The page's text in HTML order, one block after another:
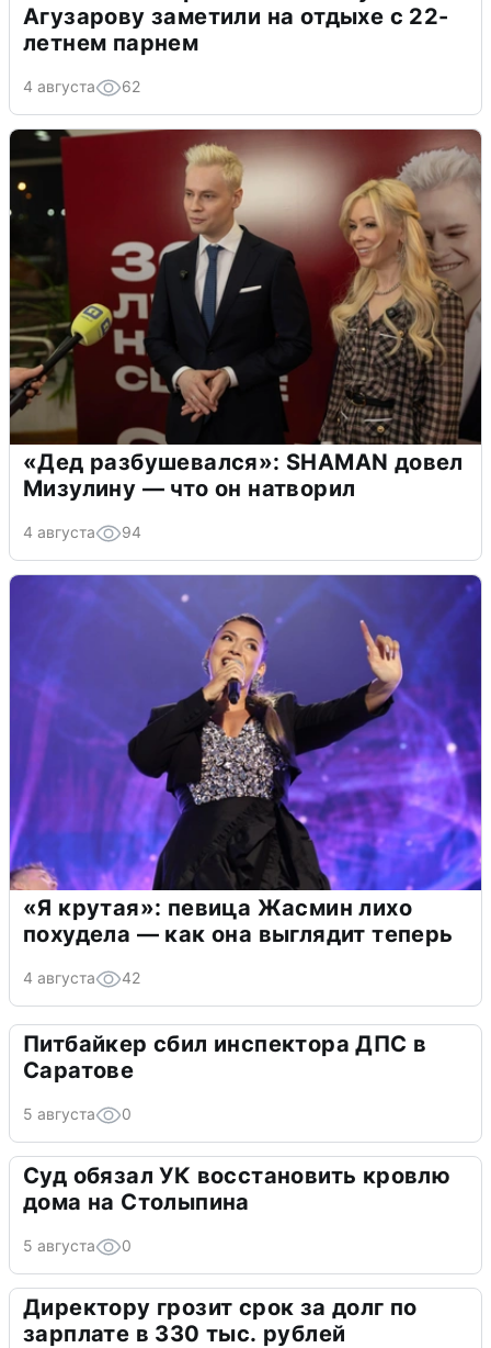
Агузарову заметили на отдыхе с 22-
летнем парнем
4 августа 62
«Дед разбушевался»: SHAMAN довел
Мизулину — что он натворил
4 августа 94
«Я крутая»: певица Жасмин лихо
похудела — как она выглядит теперь
4 августа 42
Питбайкер сбил инспектора ДПС в
Саратове
5 августа 0
Суд обязал УК восстановить кровлю
дома на Столыпина
5 августа 0
Директору грозит срок за долг по
зарплате в 330 тыс. рублей